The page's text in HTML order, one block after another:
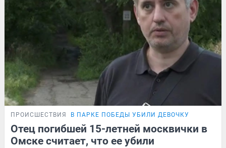
ПРОИСШЕСТВИЯ В ПАРКЕ ПОБЕДЫ УБИЛИ ДЕВОЧКУ
Отец погибшей 15-летней москвички в
Омске считает, что ее убили